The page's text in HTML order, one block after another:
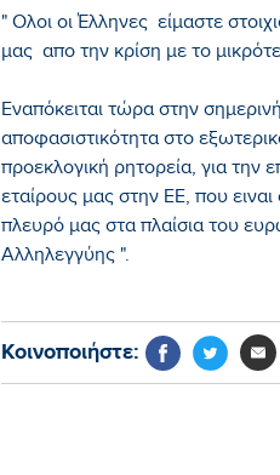
" Ολοι οι Έλληνες είμαστε
μας απο την κρίση με το
Εναπόκειται τώρα στην
αποφασιστικότητα στο
προεκλογική ρητορεία, για την
εταίρους μας στην ΕΕ, που
πλευρό μας στα πλαίσια του
Αλληλεγγύης ".
Κοινοποιήστε: